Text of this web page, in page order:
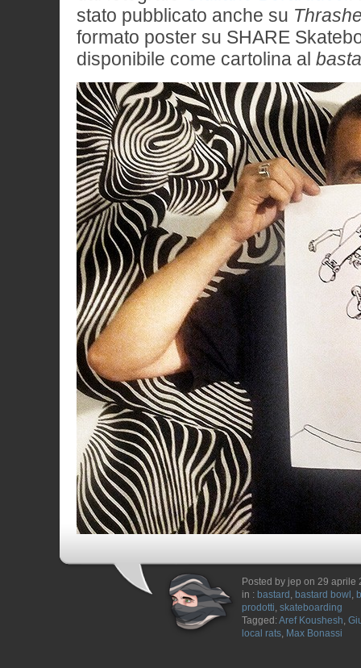
stato pubblicato anche su
formato poster su SHARE
disponibile come cartolina al
Posted by jep on 29 aprile
in : bastard , bastard bowl ,
prodotti, skateboarding
Tagged: Aref Koushesh,
local rats, Max Bonassi